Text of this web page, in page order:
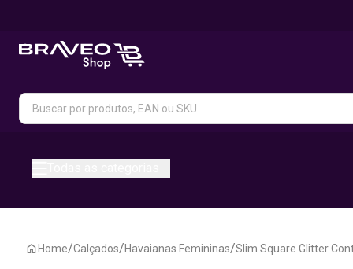
Home/Calçados/Havaianas Femininas/Slim Square Glitter